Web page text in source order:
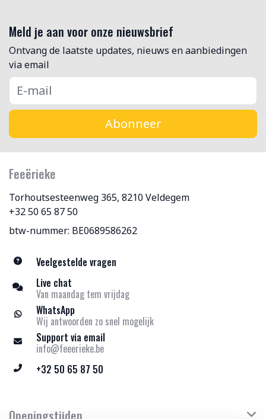
Meld je aan voor onze nieuwsbrief
Ontvang de laatste updates, nieuws en aanbiedingen
via email
Abonneer
Feeërieke
Torhoutsesteenweg 365, 8210 Veldegem
+32 50 65 87 50
btw-nummer: BE0689586262
Veelgestelde vragen
Live chat
Van maandag tem vrijdag
WhatsApp
Wij antwoorden zo snel mogelijk
Support via email
info@feeerieke.be
+32 50 65 87 50
Openingstijden